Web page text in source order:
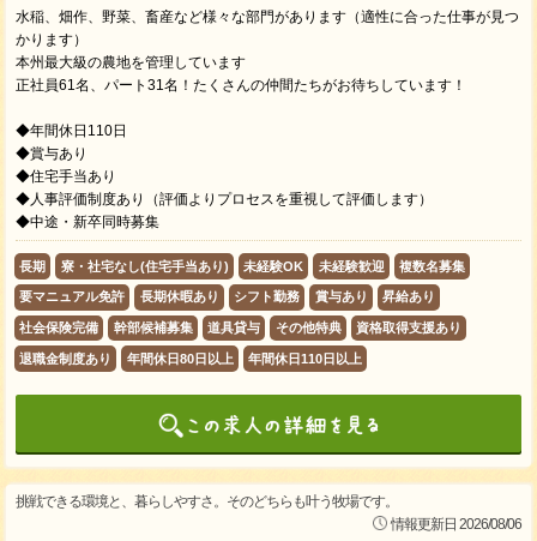
水稲、畑作、野菜、畜産など様々な部門があります（適性に合った仕事が見つ
かります）
本州最大級の農地を管理しています
正社員61名、パート31名！たくさんの仲間たちがお待ちしています！
◆年間休日110日
◆賞与あり
◆住宅手当あり
◆人事評価制度あり（評価よりプロセスを重視して評価します）
◆中途・新卒同時募集
長期 寮・社宅なし(住宅手当あり) 未経験OK 未経験歓迎 複数名募集
要マニュアル免許 長期休暇あり シフト勤務 賞与あり 昇給あり
社会保険完備 幹部候補募集 道具貸与 その他特典 資格取得支援あり
退職金制度あり 年間休日80日以上 年間休日110日以上
挑戦できる環境と、暮らしやすさ。そのどちらも叶う牧場です。
情報更新日 2026/08/06